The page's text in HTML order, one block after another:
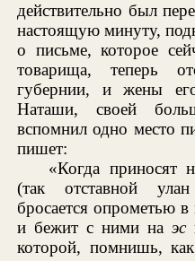
действительно был
настоящую минуту,
о письме, которое
товарища, теперь
губернии, и жены
Наташи, своей
вспомнил одно место
пишет:
«Когда приносят
(так отставной
бросается опрометью
и бежит с ними на эс
которой, помнишь,